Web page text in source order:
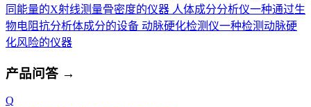
同能量的X射线测量骨密度的仪器 人体成分分析仪一种通过生
物电阻抗分析体成分的设备 动脉硬化检测仪一种检测动脉硬
化风险的仪器
产品问答 →
Q